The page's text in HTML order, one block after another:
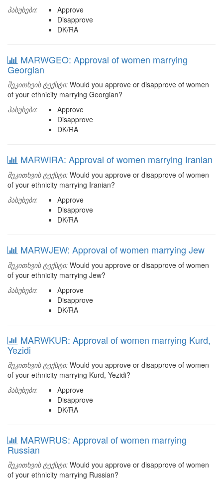
პასუხები:
Approve
Disapprove
DK/RA
MARWGEO: Approval of women marrying
Georgian
შეკითხვის ტექსტი: Would you approve or disapprove of women
of your ethnicity marrying Georgian?
პასუხები:
Approve
Disapprove
DK/RA
MARWIRA: Approval of women marrying Iranian
შეკითხვის ტექსტი: Would you approve or disapprove of women
of your ethnicity marrying Iranian?
პასუხები:
Approve
Disapprove
DK/RA
MARWJEW: Approval of women marrying Jew
შეკითხვის ტექსტი: Would you approve or disapprove of women
of your ethnicity marrying Jew?
პასუხები:
Approve
Disapprove
DK/RA
MARWKUR: Approval of women marrying Kurd,
Yezidi
შეკითხვის ტექსტი: Would you approve or disapprove of women
of your ethnicity marrying Kurd, Yezidi?
პასუხები:
Approve
Disapprove
DK/RA
MARWRUS: Approval of women marrying
Russian
შეკითხვის ტექსტი: Would you approve or disapprove of women
of your ethnicity marrying Russian?